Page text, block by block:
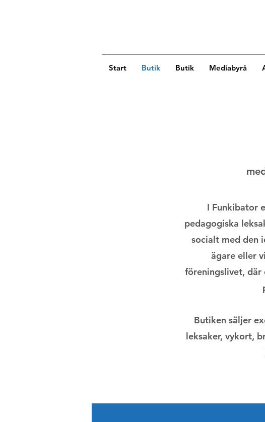
Start Butik Butik Mediabyrå
I Funkibator
pedagogiska
socialt med den
ägare eller
föreningslivet, där
Butiken säljer
leksaker, vykort,